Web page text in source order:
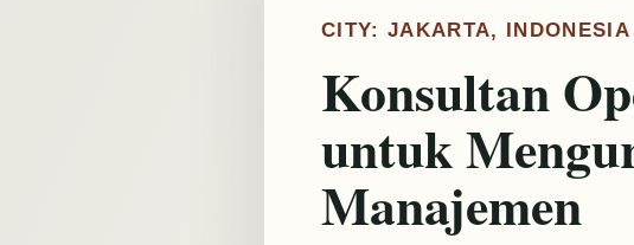
CITY: JAKARTA, INDONESIA
Konsultan
untuk
Manajemen